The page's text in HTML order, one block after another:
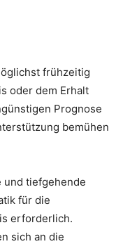
frühzeitig
oder dem Erhalt
Prognose
bemühen
und tiefgehende
für die
erforderlich.
sich an die